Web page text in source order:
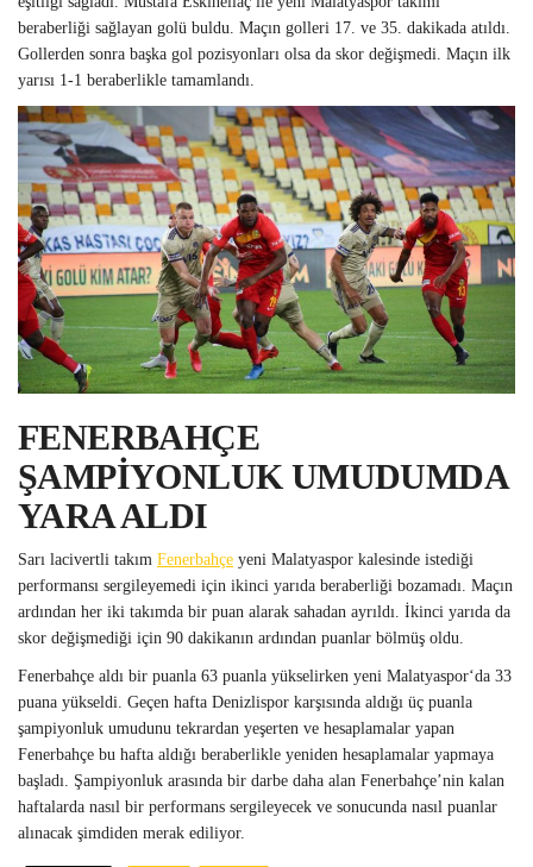
beraberliği sağlayan golü buldu. Maçın golleri 17. ve 35. dakikada atıldı.
Gollerden sonra başka gol pozisyonları olsa da skor değişmedi. Maçın ilk
yarısı 1-1 beraberlikle tamamlandı.
FENERBAHÇE
ŞAMPİYONLUK UMUDUMDA
YARA ALDI
Sarı lacivertli takım Fenerbahçe yeni Malatyaspor kalesinde istediği
performansı sergileyemedi için ikinci yarıda beraberliği bozamadı. Maçın
ardından her iki takımda bir puan alarak sahadan ayrıldı. İkinci yarıda da
skor değişmediği için 90 dakikanın ardından puanlar bölmüş oldu.
Fenerbahçe aldı bir puanla 63 puanla yükselirken yeni Malatyaspor‘da 33
puana yükseldi. Geçen hafta Denizlispor karşısında aldığı üç puanla
şampiyonluk umudunu tekrardan yeşerten ve hesaplamalar yapan
Fenerbahçe bu hafta aldığı beraberlikle yeniden hesaplamalar yapmaya
başladı. Şampiyonluk arasında bir darbe daha alan Fenerbahçe’nin kalan
haftalarda nasıl bir performans sergileyecek ve sonucunda nasıl puanlar
alınacak şimdiden merak ediliyor.